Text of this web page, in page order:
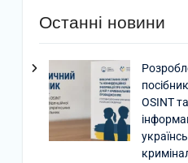
Останні новини
OSINT